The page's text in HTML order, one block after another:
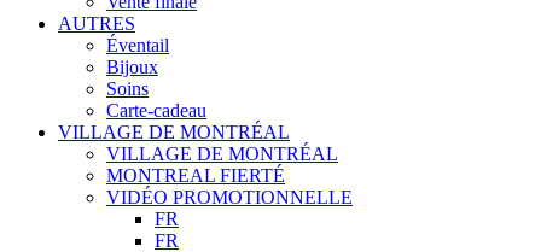
AUTRES
Éventail
Bijoux
Soins
Carte-cadeau
VILLAGE DE MONTRÉAL
VILLAGE DE MONTRÉAL
MONTREAL FIERTÉ
VIDÉO PROMOTIONNELLE
FR
FR